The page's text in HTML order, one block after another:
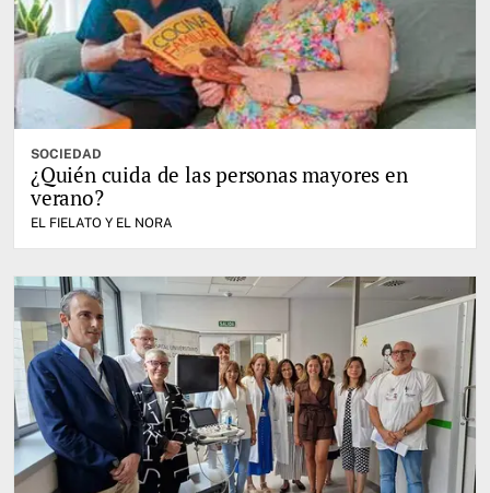
SOCIEDAD
¿Quién cuida de las personas mayores en
verano?
EL FIELATO Y EL NORA